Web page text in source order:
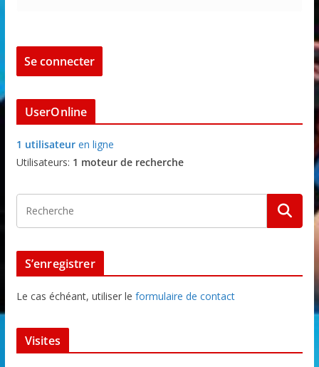
UserOnline
1 utilisateuren ligne
Utilisateurs: 1 moteur de recherche
S’enregistrer
Le cas échéant, utiliser le formulaire de contact
Visites